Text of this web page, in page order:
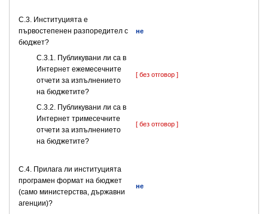
C.3. Институцията е
първостепенен разпоредител с
бюджет?
не
С.3.1. Публикувани ли са в
Интернет ежемесечните
отчети за изпълнението
на бюджетите?
[ без отговор ]
С.3.2. Публикувани ли са в
Интернет тримесечните
отчети за изпълнението
на бюджетите?
[ без отговор ]
С.4. Прилага ли институцията
програмен формат на бюджет
(само министерства, държавни
агенции)?
не